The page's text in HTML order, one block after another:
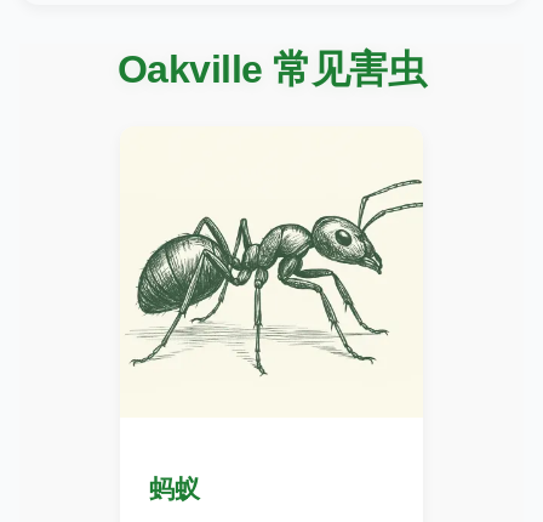
Oakville 常见害虫
蚂蚁